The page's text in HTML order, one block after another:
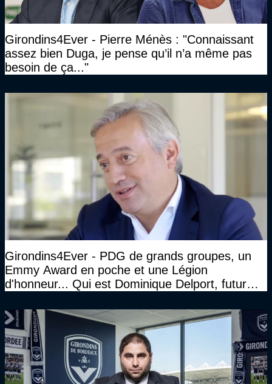
Girondins4Ever - Pierre Ménès : "Connaissant
assez bien Duga, je pense qu’il n’a même pas
besoin de ça..."
Girondins4Ever - PDG de grands groupes, un
Emmy Award en poche et une Légion
d'honneur... Qui est Dominique Delport, futur